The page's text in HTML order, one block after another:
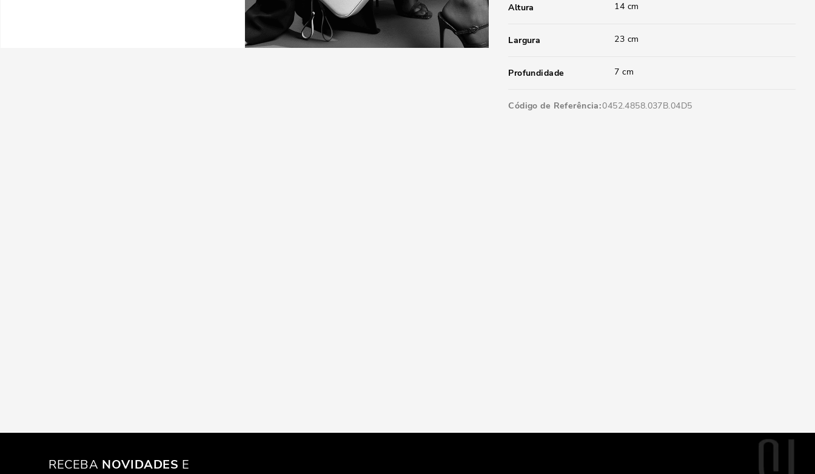
Altura 14 cm
Largura 23 cm
Profundidade 7 cm
Código de Referência 0452.4858.037B.04D5
RECEBA NOVIDADES E